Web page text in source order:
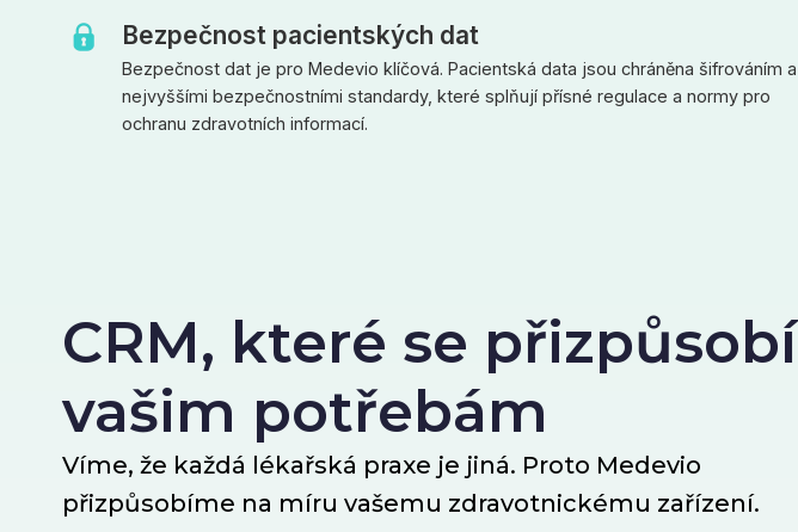
Bezpečnost pacientských dat
Bezpečnost dat je pro Medevio klíčová. Pacientská data jsou chráněna šifrováním a
nejvyššími bezpečnostními standardy, které splňují přísné regulace a normy pro
ochranu zdravotních informací.
CRM, které se přizpůsobí
vašim potřebám
Víme, že každá lékařská praxe je jiná. Proto Medevio
přizpůsobíme na míru vašemu zdravotnickému zařízení.